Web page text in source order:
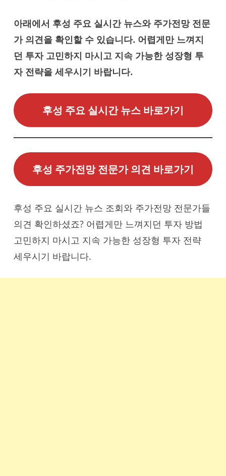
아래에서 후성 주요 실시간 뉴스와 주가전망 전문
가 의견을 확인할 수 있습니다. 어렵게만 느껴지
던 투자 고민하지 마시고 지속 가능한 성장형 투
자 전략을 세우시기 바랍니다.
후성 주요 실시간 뉴스 바로가기
후성 주가전망 전문가 의견 바로가기
후성 주요 실시간 뉴스 조회와 주가전망 전문가들
의견 확인하셨죠? 어렵게만 느껴지던 투자 방법
고민하지 마시고 지속 가능한 성장형 투자 전략
세우시기 바랍니다.